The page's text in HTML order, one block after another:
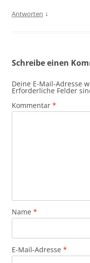
Antworten ↓
Schreibe einen
Deine E-Mail-Adresse
Erforderliche Felder
Kommentar *
Name *
E-Mail-Adresse *